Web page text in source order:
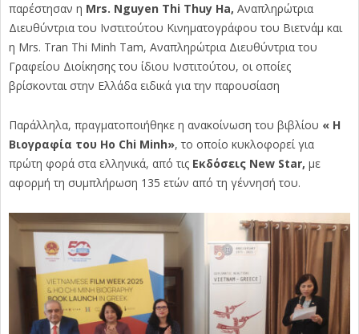
παρέστησαν η Mrs. Nguyen Thi Thuy Ha, Αναπληρώτρια
Διευθύντρια του Ινστιτούτου Κινηματογράφου του Βιετνάμ και
η Mrs. Tran Thi Minh Tam, Αναπληρώτρια Διευθύντρια του
Γραφείου Διοίκησης του ίδιου Ινστιτούτου, οι οποίες
βρίσκονται στην Ελλάδα ειδικά για την παρουσίαση
Παράλληλα, πραγματοποιήθηκε η ανακοίνωση του βιβλίου « Η
Βιογραφία του Ho Chi Minh», το οποίο κυκλοφορεί για
πρώτη φορά στα ελληνικά, από τις Εκδόσεις New Star, με
αφορμή τη συμπλήρωση 135 ετών από τη γέννησή του.